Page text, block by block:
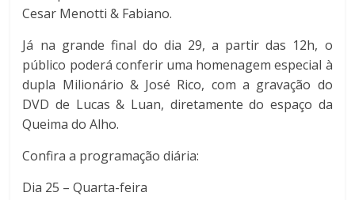
Cesar Menotti & Fabiano.
Já na grande final do dia 29, a partir das 12h, o
público poderá conferir uma homenagem especial à
dupla Milionário & José Rico, com a gravação do
DVD de Lucas & Luan, diretamente do espaço da
Queima do Alho.
Confira a programação diária:
Dia 25 – Quarta-feira